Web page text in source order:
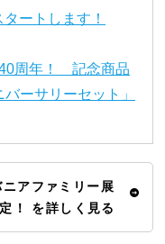
ートします！
周年！ 記念商品
ーサリーセット」
ニアファミリー展
！ を詳しく見る